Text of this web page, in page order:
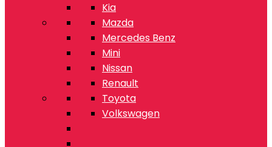
Kia
Mazda
Mercedes Benz
Mini
Nissan
Renault
Toyota
Volkswagen